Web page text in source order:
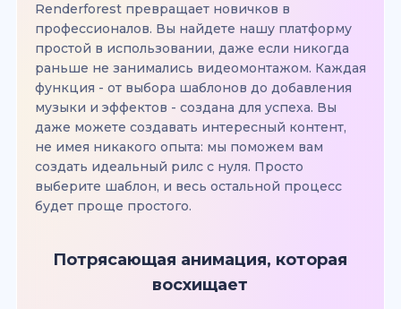
Renderforest превращает новичков в
профессионалов. Вы найдете нашу платформу
простой в использовании, даже если никогда
раньше не занимались видеомонтажом. Каждая
функция - от выбора шаблонов до добавления
музыки и эффектов - создана для успеха. Вы
даже можете создавать интересный контент,
не имея никакого опыта: мы поможем вам
создать идеальный рилс с нуля. Просто
выберите шаблон, и весь остальной процесс
будет проще простого.
Потрясающая анимация, которая
восхищает